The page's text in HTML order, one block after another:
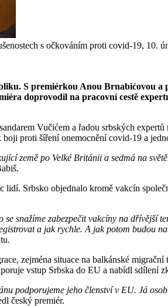
s očkováním proti covid-19, 10.
S premiérkou Anou Brnabićovou a
doprovodil na pracovní cestě
Vučićem a řadou srbských
proti šíření onemocnění covid-19 a
země po Velké Británii a sedmá na
Srbsko objednalo kromě vakcín
snažíme zabezpečit vakcíny na dřívější
a jak rychle. A jak potom budou
zejména situace na balkánské
vstup Srbska do EU a nabídl sdílení
podporujeme jeho členství v EU. Já
český premiér.